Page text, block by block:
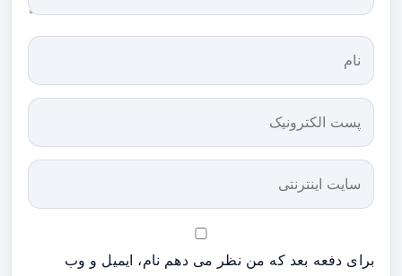
برای دفعه بعد که من نظر می دهم نام، ایمیل و وب